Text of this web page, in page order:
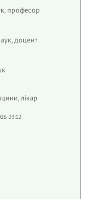
професор
доцент
лікар
23:12